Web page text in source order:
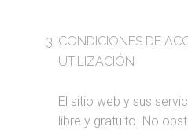
CONDICIONES DE
UTILIZACIÓN
El sitio web y sus
libre y gratuito. No